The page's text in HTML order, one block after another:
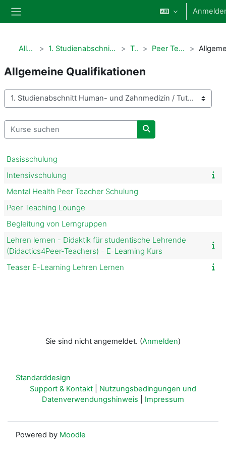
Website-Übersicht
Alle Kurse 1. Studienabschnitt Human- und Zahnmedizin Tutorien Peer Teaching Academy
Allgemeine Qualifikationen
Kursbereiche
Kurse suchen
Kurse suchen
Basisschulung
Intensivschulung
Mental Health Peer Teacher Schulung
Peer Teaching Lounge
Begleitung von Lerngruppen
Lehren lernen - Didaktik für studentische Lehrende
(Didactics4Peer-Teachers) - E-Learning Kurs
Teaser E-Learning Lehren Lernen
Sie sind nicht angemeldet. (Anmelden)
Standarddesign
Support & Kontakt
Nutzungsbedingungen und
Datenverwendungshinweis
Impressum
Powered by Moodle